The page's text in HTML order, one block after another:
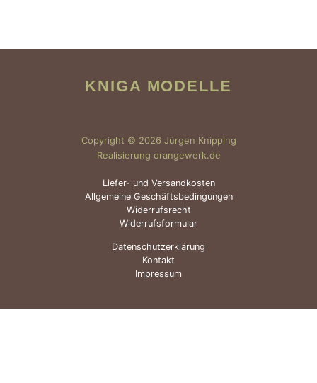
KNIGA MODELLE
Copyright © 2026 Jürgen Knipping
Realisierung orangewerk.de
Liefer- und Versandkosten
Allgemeine Geschäftsbedingungen
Widerrufsrecht
Widerrufsformular
Datenschutzerklärung
Kontakt
Impressum